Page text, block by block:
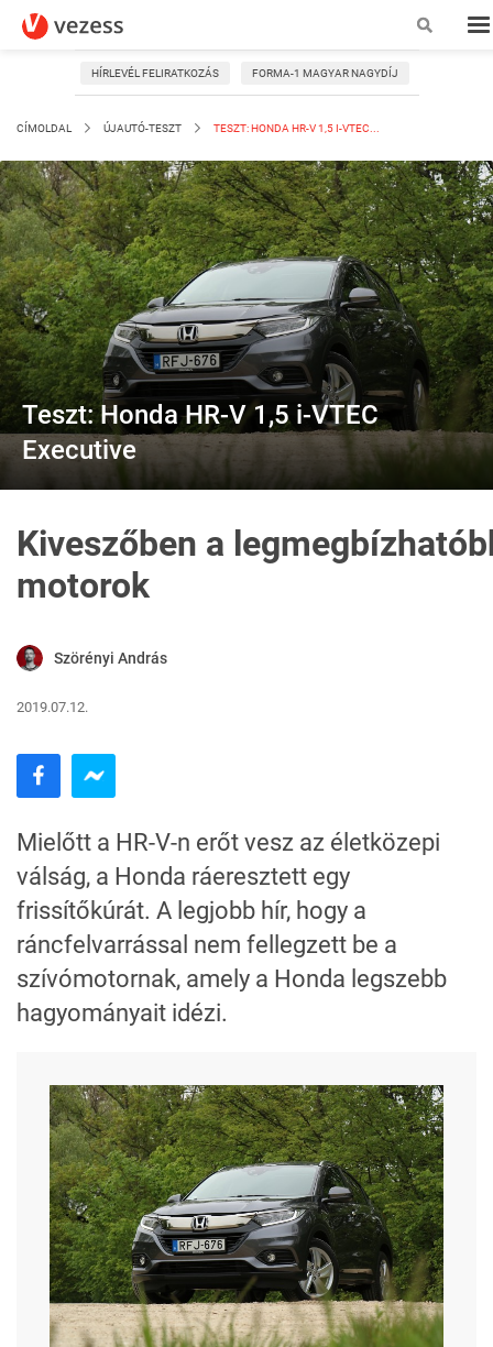
HÍRLEVÉL FELIRATKOZÁS FORMA-1 MAGYAR NAGYDÍJ
CÍMOLDAL ÚJAUTÓ-TESZT TESZT: HONDA HR-V 1,5 I-VTEC...
Teszt: Honda HR-V 1,5 i-VTEC
Executive
Kiveszőben a
motorok
Szörényi András
2019.07.12.
Mielőtt a HR-V-n erőt vesz az életközepi
válság, a Honda ráeresztett egy
frissítőkúrát. A legjobb hír, hogy a
ráncfelvarrással nem fellegzett be a
szívómotornak, amely a Honda legszebb
hagyományait idézi.